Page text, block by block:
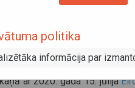
finansiālais
ar 2020. gada 15. jūlija
politika
informācija par